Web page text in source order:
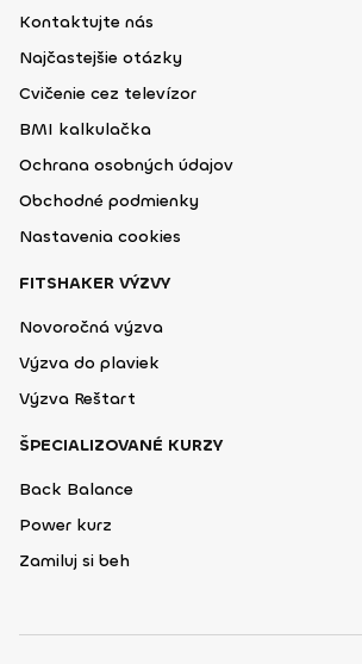
Kontaktujte nás
Najčastejšie otázky
Cvičenie cez televízor
BMI kalkulačka
Ochrana osobných údajov
Obchodné podmienky
Nastavenia cookies
FITSHAKER VÝZVY
Novoročná výzva
Výzva do plaviek
Výzva Reštart
ŠPECIALIZOVANÉ KURZY
Back Balance
Power kurz
Zamiluj si beh